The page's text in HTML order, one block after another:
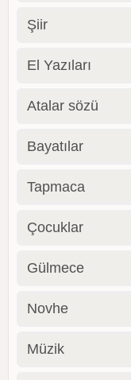
Şiir
El Yazıları
Atalar sözü
Bayatılar
Tapmaca
Çocuklar
Gülmece
Novhe
Müzik